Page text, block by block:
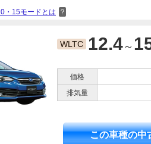
・15モードとは ？
WLTC 12.4～
価格
排気量
この車種の中